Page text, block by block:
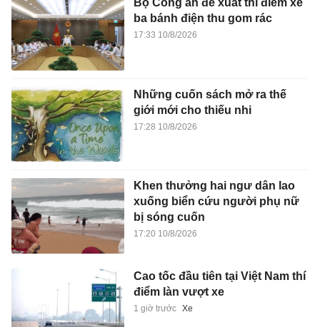
Bộ Công an đề xuất thí điểm xe
ba bánh điện thu gom rác
17:33 10/8/2026
Những cuốn sách mở ra thế
giới mới cho thiếu nhi
17:28 10/8/2026
Khen thưởng hai ngư dân lao
xuống biển cứu người phụ nữ
bị sóng cuốn
17:20 10/8/2026
Cao tốc đầu tiên tại Việt Nam thí
điểm làn vượt xe
1 giờ trước Xe